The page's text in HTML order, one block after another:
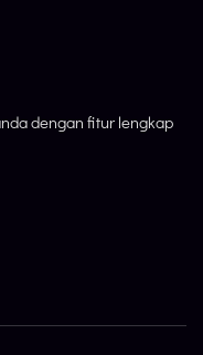
dengan fitur lengkap